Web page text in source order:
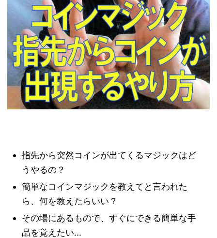
指先から突然コインが出てくるマジックはど
うやるの？
簡単なコインマジックを教えてと言われた
ら、何を教えたらいい？
その場にあるもので、すぐにできる簡単な手
品を覚えたい...